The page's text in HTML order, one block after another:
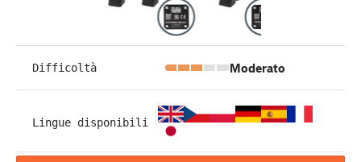
Difficoltà Moderato
Lingue disponibili